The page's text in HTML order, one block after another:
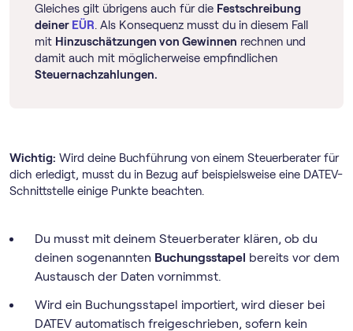
Gleiches gilt übrigens auch für die Festschreibung
deiner EÜR. Als Konsequenz musst du in diesem Fall
mit Hinzuschätzungen von Gewinnen rechnen und
damit auch mit möglicherweise empfindlichen
Steuernachzahlungen.
Wichtig: Wird deine Buchführung von einem Steuerberater für
dich erledigt, musst du in Bezug auf beispielsweise eine DATEV-
Schnittstelle einige Punkte beachten.
Du musst mit deinem Steuerberater klären, ob du
deinen sogenannten Buchungsstapel bereits vor dem
Austausch der Daten vornimmst.
Wird ein Buchungsstapel importiert, wird dieser bei
DATEV automatisch freigeschrieben, sofern kein